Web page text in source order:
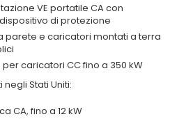
VE portatile CA con
di protezione
parete e caricatori montati a terra
caricatori CC fino a 350 kW
Stati Uniti:
CA, fino a 12 kW